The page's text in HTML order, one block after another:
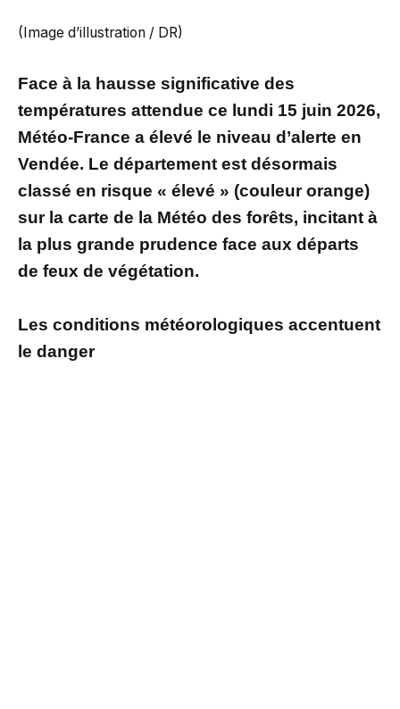
(Image d’illustration / DR)
Face à la hausse significative des
températures attendue ce lundi 15 juin 2026,
Météo-France a élevé le niveau d’alerte en
Vendée. Le département est désormais
classé en risque « élevé » (couleur orange)
sur la carte de la Météo des forêts, incitant à
la plus grande prudence face aux départs
de feux de végétation.
Les conditions météorologiques accentuent
le danger